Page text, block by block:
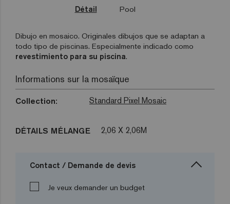
Détail Pool
Dibujo en mosaico. Originales dibujos que se adaptan a
todo tipo de piscinas. Especialmente indicado como
revestimiento para su piscina.
Informations sur la mosaïque
Collection: Standard Pixel Mosaic
DÉTAILS MÉLANGE 2,06 X 2,06M
Contact / Demande de devis
Je veux demander un budget